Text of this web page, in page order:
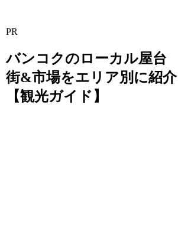
PR
バンコクのローカル屋台
街&市場をエリア別に紹介
【観光ガイド】